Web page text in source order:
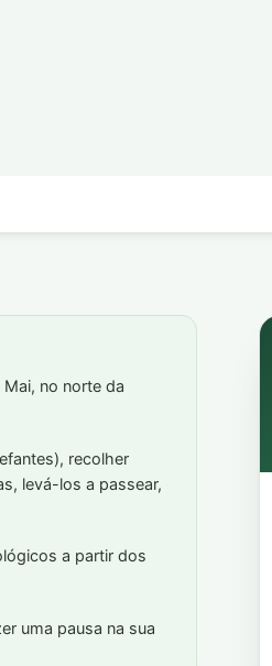
no norte da
recolher
levá-los a passear,
a partir dos
uma pausa na sua